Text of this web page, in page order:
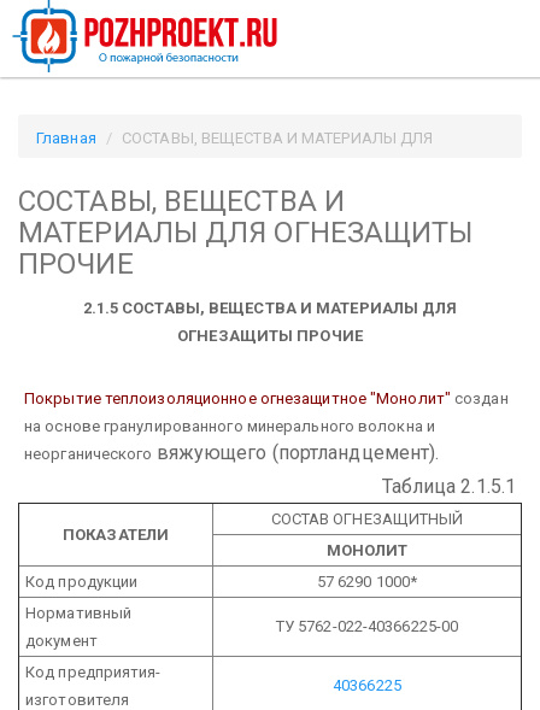
Главная
СОСТАВЫ, ВЕЩЕСТВА И МАТЕРИАЛЫ ДЛЯ
СОСТАВЫ, ВЕЩЕСТВА И
МАТЕРИАЛЫ ДЛЯ ОГНЕЗАЩИТЫ
ПРОЧИЕ
2.1.5 СОСТАВЫ, ВЕЩЕСТВА И МАТЕРИАЛЫ ДЛЯ
ОГНЕЗАЩИТЫ ПРОЧИЕ
Покрытие теплоизоляционное огнезащитное "Монолит" создан
на основе гранулированного минерального волокна и
неорганического вяжующего (портландцемент).
Таблица 2.1.5.1
ПОКАЗАТЕЛИ
СОСТАВ ОГНЕЗАЩИТНЫЙ
МОНОЛИТ
Код продукции
57 6290 1000*
Нормативный
документ
ТУ 5762-022-40366225-00
Код предприятия-
изготовителя
40366225